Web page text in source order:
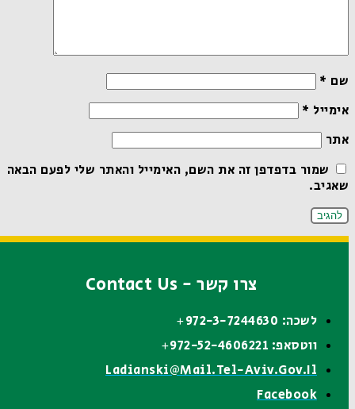
שם*
אימייל*
אתר
שמור בדפדפן זה את השם, האימייל והאתר שלי לפעם הבאה
שאגיב.
צרו קשר - Contact Us
לשכה: 972-3-7244630+
ווטסאפ: 972-52-4606221+
Ladianski@mail.tel-Aviv.gov.il
Facebook